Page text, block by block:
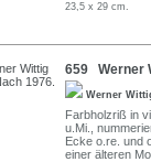
23,5 x 29 cm.
659 Werner
Werner
Farbholzriß in
u.Mi.,
Ecke o.re. und
einer älteren